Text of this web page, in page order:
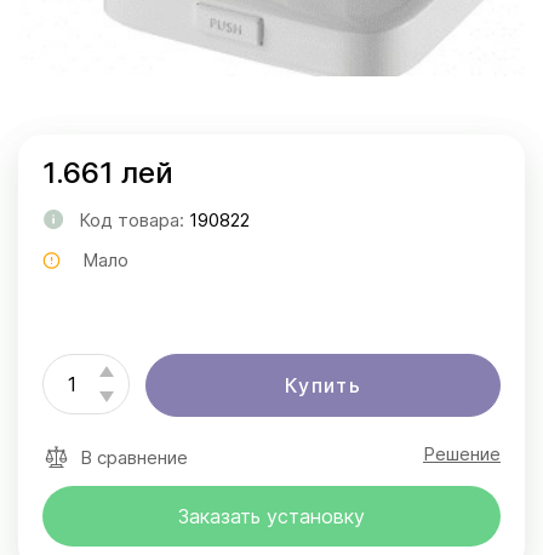
1.661 лей
Код товара: 190822
Мало
Купить
В сравнение Решение
Заказать установку